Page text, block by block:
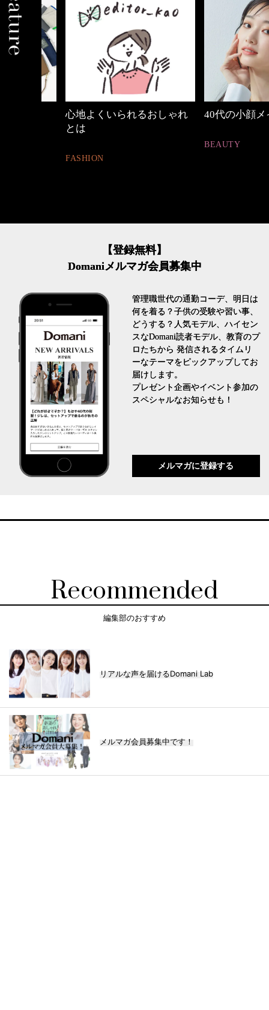
心地よくいられるおしゃれ
FASHION
40代の小顔メイク
BEAUTY
【登録無料】
Domaniメルマガ会員募集中
管理職世代の通勤コーデ、明日は
何を着る？子供の受験や習い事、
どうする？人気モデル、ハイセン
スなDomani読者モデル、教育のプ
ロたちから 発信されるタイムリ
ーなテーマをピックアップしてお
届けします。
プレゼント企画やイベント参加の
スペシャルなお知らせも！
メルマガに登録する
Recommended
編集部のおすすめ
リアルな声を届けるDomani Lab
メルマガ会員募集中です！